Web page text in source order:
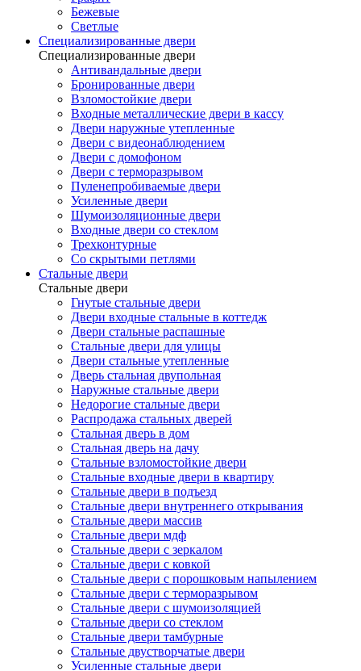
Бежевые
Светлые
Специализированные двери
Специализированные двери
Антивандальные двери
Бронированные двери
Взломостойкие двери
Входные металлические двери в кассу
Двери наружные утепленные
Двери с видеонаблюдением
Двери с домофоном
Двери с терморазрывом
Пуленепробиваемые двери
Усиленные двери
Шумоизоляционные двери
Входные двери со стеклом
Трехконтурные
Со скрытыми петлями
Стальные двери
Стальные двери
Гнутые стальные двери
Двери входные стальные в коттедж
Двери стальные распашные
Стальные двери для улицы
Двери стальные утепленные
Дверь стальная двупольная
Наружные стальные двери
Недорогие стальные двери
Распродажа стальных дверей
Стальная дверь в дом
Стальная дверь на дачу
Стальные взломостойкие двери
Стальные входные двери в квартиру
Стальные двери в подъезд
Стальные двери внутреннего открывания
Стальные двери массив
Стальные двери мдф
Стальные двери с зеркалом
Стальные двери с ковкой
Стальные двери с порошковым напылением
Стальные двери с терморазрывом
Стальные двери с шумоизоляцией
Стальные двери со стеклом
Стальные двери тамбурные
Стальные двустворчатые двери
Усиленные стальные двери